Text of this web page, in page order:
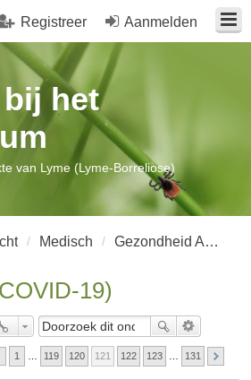
Aanmelden
Registreer
het
van Lyme (Lyme-Borreliose)
Medisch Gezondheid Algemeen
19)
1 119 120 121 122 123 131